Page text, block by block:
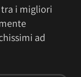
i migliori
ad